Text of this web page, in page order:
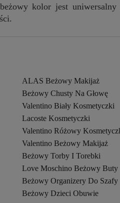
kolor jest
ALAS Beżowy Makijaż
Beżowy Chusty Na Głowę
Valentino Biały Kosmetyczki
Lacoste Kosmetyczki
Valentino Różowy
Valentino Beżowy Makijaż
Beżowy Torby I Torebki
Love Moschino Beżowy Buty
Beżowy Organizery Do Szafy
Beżowy Dzieci Obuwie